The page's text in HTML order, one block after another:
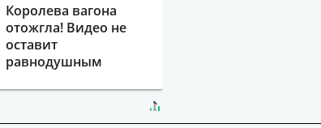
Королева вагона
отожгла! Видео не
оставит
равнодушным